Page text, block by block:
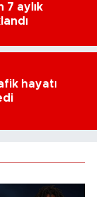
7 aylık
hayatı